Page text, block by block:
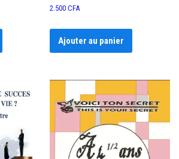
Note
5.00
2.500CFA
Ajouter au panier